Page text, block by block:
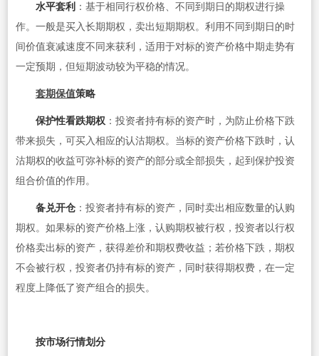
水平套利 ：基于相同行权价格、不同到期日的期权进行操
作。一般是买入长期期权，卖出短期期权。利用不同到期日的时
间价值衰减速度不同来获利，适用于对标的资产价格中期走势有
一定预期，但短期波动较为平稳的情况。
套期保值策略
保护性看跌期权 ：投资者持有标的资产时，为防止价格下跌
带来损失，可买入相应的认沽期权。当标的资产价格下跌时，认
沽期权的收益可弥补标的资产的部分或全部损失，起到保护投资
组合价值的作用。
备兑开仓：投资者持有标的资产，同时卖出相应数量的认购
期权。如果标的资产价格上涨，认购期权被行权，投资者以行权
价格卖出标的资产，获得差价和期权费收益；若价格下跌，期权
不会被行权，投资者仍持有标的资产，同时获得期权费，在一定
程度上降低了资产组合的损失。
按市场行情划分